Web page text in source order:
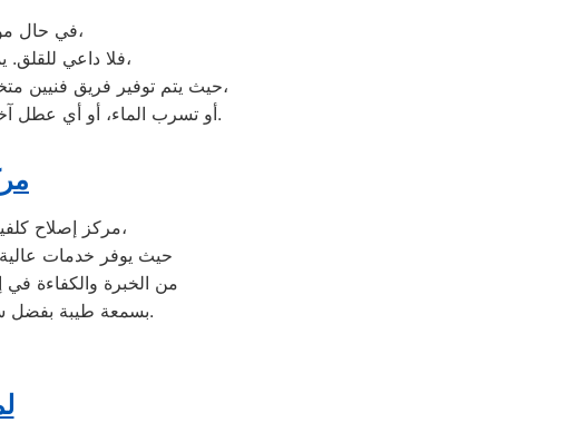
في حال مواجهتك لأي مشكلة تقنية مع منتجات كلفينيتور في الدقي،
فلا داعي للقلق. يمكنك ببساطة الاتصال بخدمة العملاء المخصصة للصيانة الفورية،
حيث يتم توفير فريق فنيين متخصصين لحل جميع المشاكل بفاعلية. سواء كنت تعاني من مشاكل في التبريد،
أو تسرب الماء، أو أي عطل آخر، يمكن أن يصل الفنيون إلى موقعك بسرعة لتقديم الدعم والصيانة اللازمة.
مركز إصلاح كلفينيتور في الدقي يعد من الوجهات الرئيسية للصيانة في المنطقة،
حيث يوفر خدمات عالية
من الخبرة والكفاءة في
بسمعة طيبة بفضل سرعة استجابته ودقته في تشخيص المشاكل وإصلاحها بشكل سليم.